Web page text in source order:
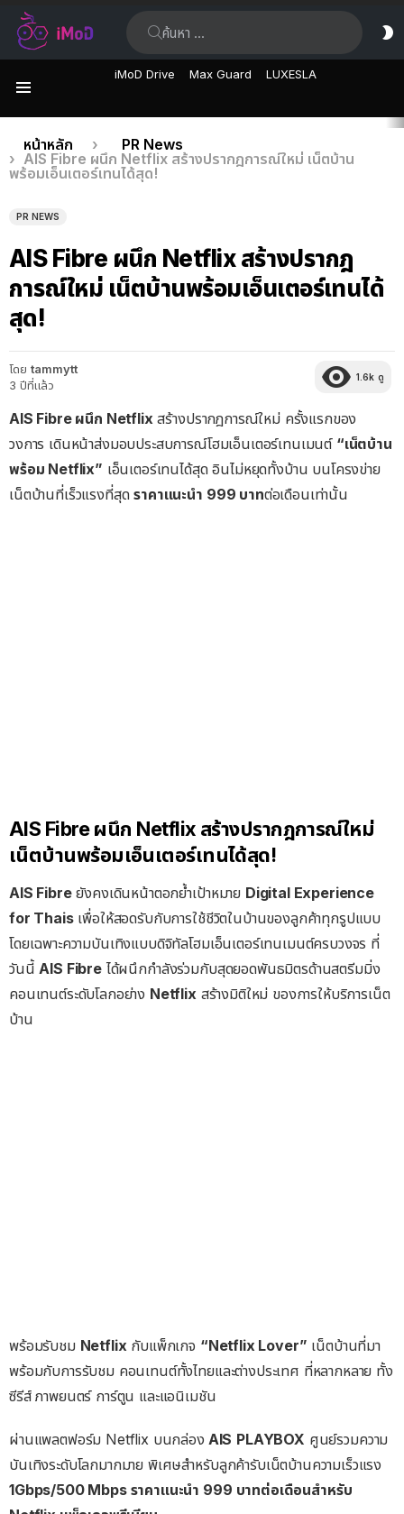
iMoD Drive Max Guard LUXESLA
เรื่อง
ล่าสุด
คุณอยู่ที่นี่:
หน้าหลัก
PR News
AIS Fibre ผนึก Netflix สร้างปรากฎการณ์ใหม่ เน็ตบ้าน
พร้อมเอ็นเตอร์เทนได้สุด!
PR NEWS
AIS Fibre ผนึก Netflix สร้างปรากฎ
การณ์ใหม่ เน็ตบ้านพร้อมเอ็นเตอร์เทนได้
สุด!
โดย tammytt
3 ปีที่แล้ว
1.6k ดู
AIS Fibre ผนึก Netflixสร้างปรากฎการณ์ใหม่ ครั้งแรกของ
วงการ เดินหน้าส่งมอบประสบการณ์โฮมเอ็นเตอร์เทนเมนต์ “เน็ตบ้าน
พร้อม Netflix” เอ็นเตอร์เทนได้สุด อินไม่หยุดทั้งบ้าน บนโครงข่าย
เน็ตบ้านที่เร็วแรงที่สุดราคาแนะนำ 999 บาทต่อเดือนเท่านั้น
AIS Fibre ผนึก Netflix สร้างปรากฎการณ์ใหม่
เน็ตบ้านพร้อมเอ็นเตอร์เทนได้สุด!
AIS Fibreยังคงเดินหน้าตอกย้ำเป้าหมาย Digital Experience
for Thaisเพื่อให้สอดรับกับการใช้ชีวิตในบ้านของลูกค้าทุกรูปแบบ
โดยเฉพาะความบันเทิงแบบดิจิทัลโฮมเอ็นเตอร์เทนเมนต์ครบวงจร ที่
วันนี้AIS Fibreได้ผนึกกำลังร่วมกับสุดยอดพันธมิตรด้านสตรีมมิ่ง
คอนเทนต์ระดับโลกอย่าง Netflixสร้างมิติใหม่ ของการให้บริการเน็ต
บ้าน
พร้อมรับชม Netflix กับแพ็กเกจ “Netflix Lover” เน็ตบ้านที่มา
พร้อมกับการรับชม คอนเทนต์ทั้งไทยและต่างประเทศ ที่หลากหลาย ทั้ง
ซีรีส์ ภาพยนตร์ การ์ตูน และแอนิเมชัน
ผ่านแพลตฟอร์ม Netflix บนกล่อง AIS PLAYBOX ศูนย์รวมความ
บันเทิงระดับโลกมากมาย พิเศษสำหรับลูกค้ารับเน็ตบ้านความเร็วแรง
1Gbps/500 Mbps ราคาแนะนำ 999 บาทต่อเดือนสำหรับ